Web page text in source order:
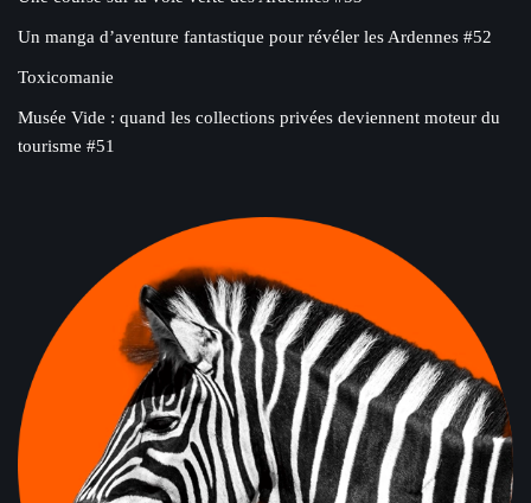
Un manga d’aventure fantastique pour révéler les Ardennes #52
Toxicomanie
Musée Vide : quand les collections privées deviennent moteur du
tourisme #51